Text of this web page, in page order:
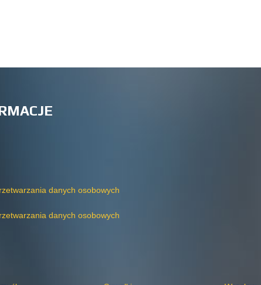
danych osobowych
danych osobowych